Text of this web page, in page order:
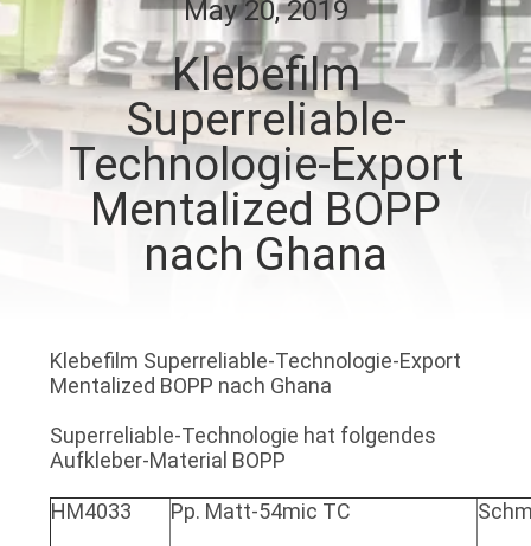
FABRIK-
AUSFLUG
QUALITÄTSKONTROLLE
TRETEN
UNS
VERBINDUNG
NACHRICHTEN
May 20, 2019
Klebefilm
Superreliable-
Technologie-Export
Mentalized BOPP
nach Ghana
Klebefilm Superreliable-Technologie-Export
Mentalized BOPP nach Ghana
Superreliable-Technologie hat folgendes
Aufkleber-Material BOPP
HM4033 Pp. Matt-54mic TC